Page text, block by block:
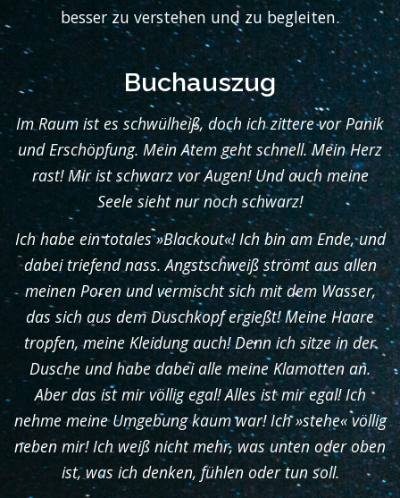
besser zu verstehen und zu begleiten.
Buchauszug
Im Raum ist es schwülheiß, doch ich zittere vor Panik
und Erschöpfung. Mein Atem geht schnell. Mein Herz
rast! Mir ist schwarz vor Augen! Und auch meine
Seele sieht nur noch schwarz!
Ich habe ein totales »Blackout«! Ich bin am Ende, und
dabei triefend nass. Angstschweiß strömt aus allen
meinen Poren und vermischt sich mit dem Wasser,
das sich aus dem Duschkopf ergießt! Meine Haare
tropfen, meine Kleidung auch! Denn ich sitze in der
Dusche und habe dabei alle meine Klamotten an.
Aber das ist mir völlig egal! Alles ist mir egal! Ich
nehme meine Umgebung kaum war! Ich »stehe« völlig
neben mir! Ich weiß nicht mehr, was unten oder oben
ist, was ich denken, fühlen oder tun soll.